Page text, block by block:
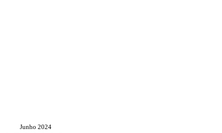
Junho 2024